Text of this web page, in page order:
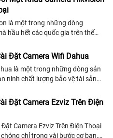
là một trong những dòng
hầu hết các quốc gia trên thế
việc thay đổi mật khẩu định
bạn nên quan tâm bởi duy trì sự
và hệ thống của bạn
Đặt Camera Wifi Dahua
là một trong những dòng sản
ninh chất lượng bảo vệ tài sản
để sử dụng camera wifi...
Đặt Camera Ezviz Trên Điện
Camera Ezviz Trên Điện Thoại
chỉ trong vài bước cơ bạn,